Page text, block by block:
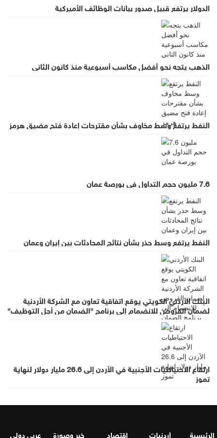
الدولار يرتفع قبيل صدور بيانات الوظائف الأميركية
الذهب يتجه نحو أفضل مكاسب أسبوعية منذ كانون الثاني
النفط يرتفع وسط مخاوف بشأن مقترحات إعادة فتح مضيق هرمز
7.6 مليون حجم التداول في بورصة عمان
النفط يرتفع وسط حذر بشأن نتائج المحادثات بين إيران وعمان
البنك الأردني الكويتي يوقع اتفاقية تعاون مع الشركة الأردنية
لضمان القروض للانضمام إلى برنامج "الضمان من أجل التوظيف"
ارتفاع الاحتياطيات الأجنبية في الأردن إلى 26.6 مليار دولار لنهاية
تموز
الرئيسية أردنيات اقتصاد خبر وصورة عربي دولي